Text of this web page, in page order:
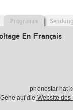
Programm
En Français
phonostar hat
Gehe auf die Website des